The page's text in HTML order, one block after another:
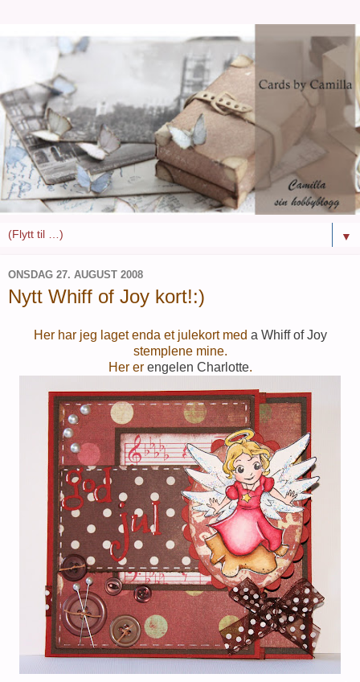
▼
ONSDAG 27. AUGUST 2008
Nytt Whiff of Joy kort!:)
Her har jeg laget enda et julekort med a Whiff of Joy
stemplene mine.
Her er engelen Charlotte.